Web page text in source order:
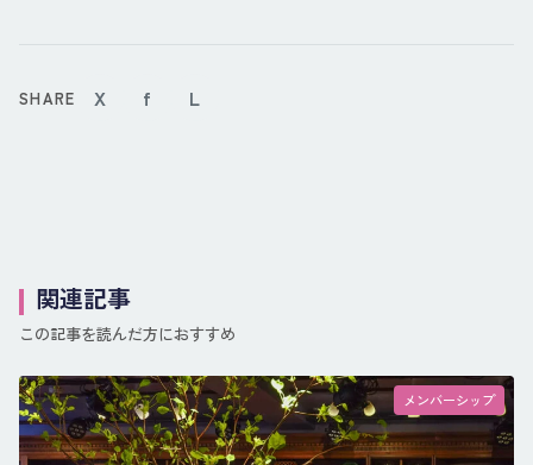
SHARE X f L
関連記事
この記事を読んだ方におすすめ
メンバーシップ